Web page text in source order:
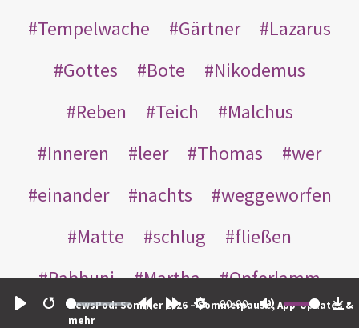
Restart
00:00
NewsPod: Sommer 2026 – Sommerpause, App-Updates &
mehr
Tempelwache
Gärtner
Lazarus
Gottes
Bote
Nikodemus
Reben
Teich
Malchus
Inneren
leer Thomas
wer
einander
nachts
weggeworfen
Matte
schlug
fließen
Rabbuni
Martha
Opferlamm
gewaschen
jüdischen